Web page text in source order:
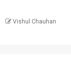
Vishul Chauhan